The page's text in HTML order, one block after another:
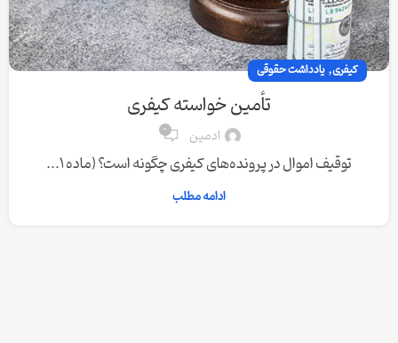
کیفری, یادداشت حقوقی
تأمین خواسته کیفری
ادمین 0
توقیف اموال در پرونده‌های کیفری چگونه است؟ (ماده 1...
ادامه مطلب